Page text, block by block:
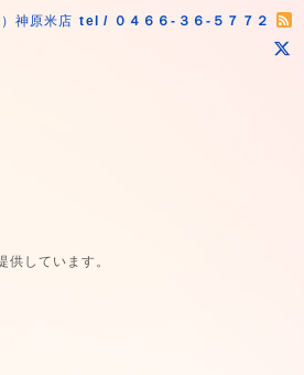
神原米店 tel / ０４６６-３６-５７７２
しています。